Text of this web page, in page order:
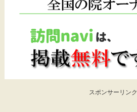
スポンサーリンク